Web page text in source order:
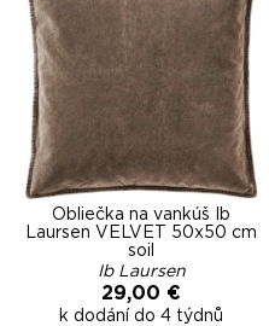
Obliečka na vankúš Ib
Laursen VELVET 50x50 cm
soil
Ib Laursen
29,00 €
k dodání do 4 týdnů